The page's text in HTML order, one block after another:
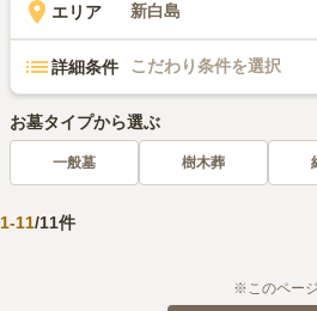
エリア 新白島
詳細条件 こだわり条件を選択
お墓タイプから選ぶ
一般墓 樹木葬
1-11/11件
※このペー